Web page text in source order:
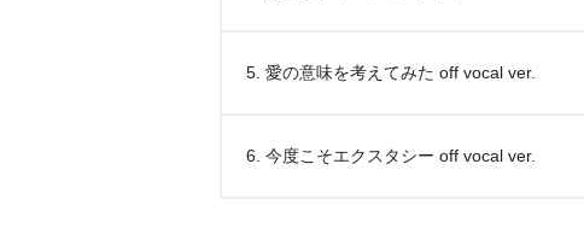
5. 愛の意味を考えてみた off vocal ver.
6. 今度こそエクスタシー off vocal ver.